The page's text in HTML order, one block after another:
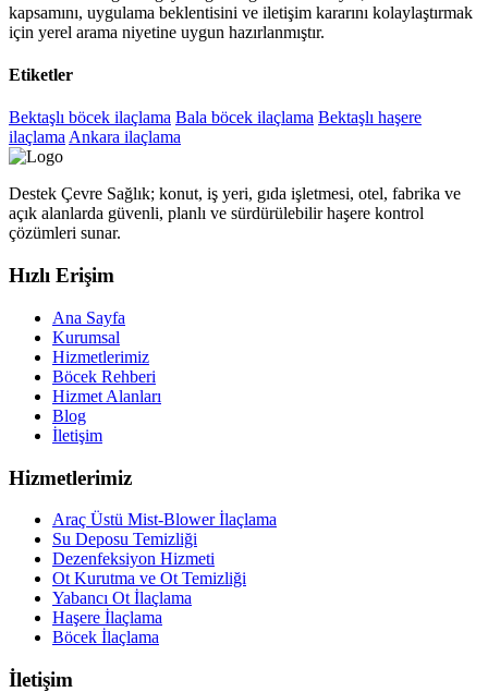
kapsamını, uygulama beklentisini ve iletişim kararını kolaylaştırmak
için yerel arama niyetine uygun hazırlanmıştır.
Etiketler
Bektaşlı böcek ilaçlama Bala böcek ilaçlama Bektaşlı haşere
ilaçlamaAnkara ilaçlama
Destek Çevre Sağlık; konut, iş yeri, gıda işletmesi, otel, fabrika ve
açık alanlarda güvenli, planlı ve sürdürülebilir haşere kontrol
çözümleri sunar.
Hızlı Erişim
Ana Sayfa
Kurumsal
Hizmetlerimiz
Böcek Rehberi
Hizmet Alanları
Blog
İletişim
Hizmetlerimiz
Araç Üstü Mist-Blower İlaçlama
Su Deposu Temizliği
Dezenfeksiyon Hizmeti
Ot Kurutma ve Ot Temizliği
Yabancı Ot İlaçlama
Haşere İlaçlama
Böcek İlaçlama
İletişim